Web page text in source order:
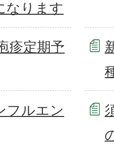
なります
疹定期予
フルエン